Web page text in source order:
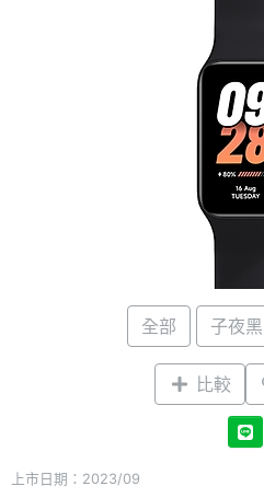
全部 子夜黑
比較
上市日期：2023/09